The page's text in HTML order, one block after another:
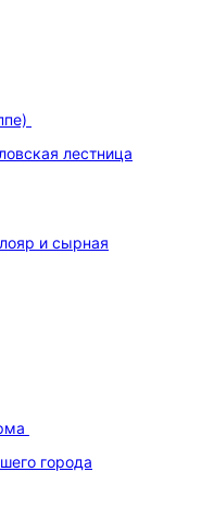
лестница
города